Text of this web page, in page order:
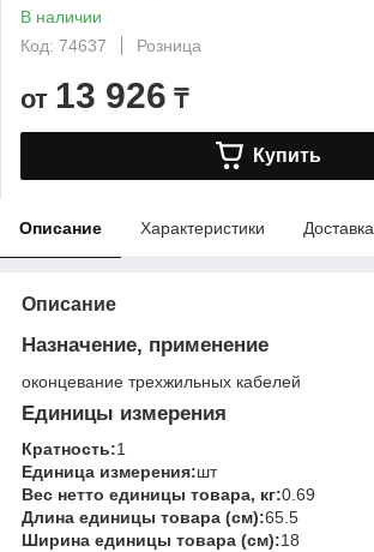
В наличии
Код: 74637
Розница
от 13 926 ₸
Купить
Описание Характеристики Доставка
Описание
Назначение, применение
оконцевание трехжильных кабелей
Единицы измерения
Кратность:1
Единица измерения:шт
Вес нетто единицы товара, кг:0.69
Длина единицы товара (см):65.5
Ширина единицы товара (см):18